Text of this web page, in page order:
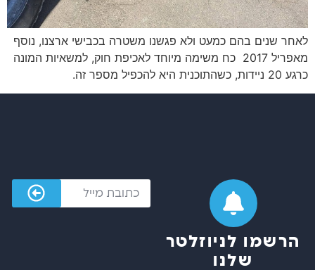
לאחר שנים בהם כמעט ולא פגשנו משטרה בכבישי ארצנו, נוסף
מאפריל 2017 כח משימה מיוחד לאכיפת חוק, למשאיות המונה
כרגע 20 ניידות, כשהתוכנית היא להכפיל מספר זה.
הרשמו לניוזלטר
שלנו